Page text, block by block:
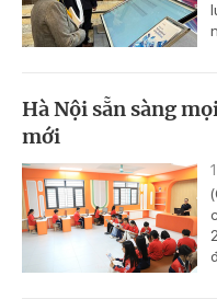
Hà Nội sẵn sàng
mới